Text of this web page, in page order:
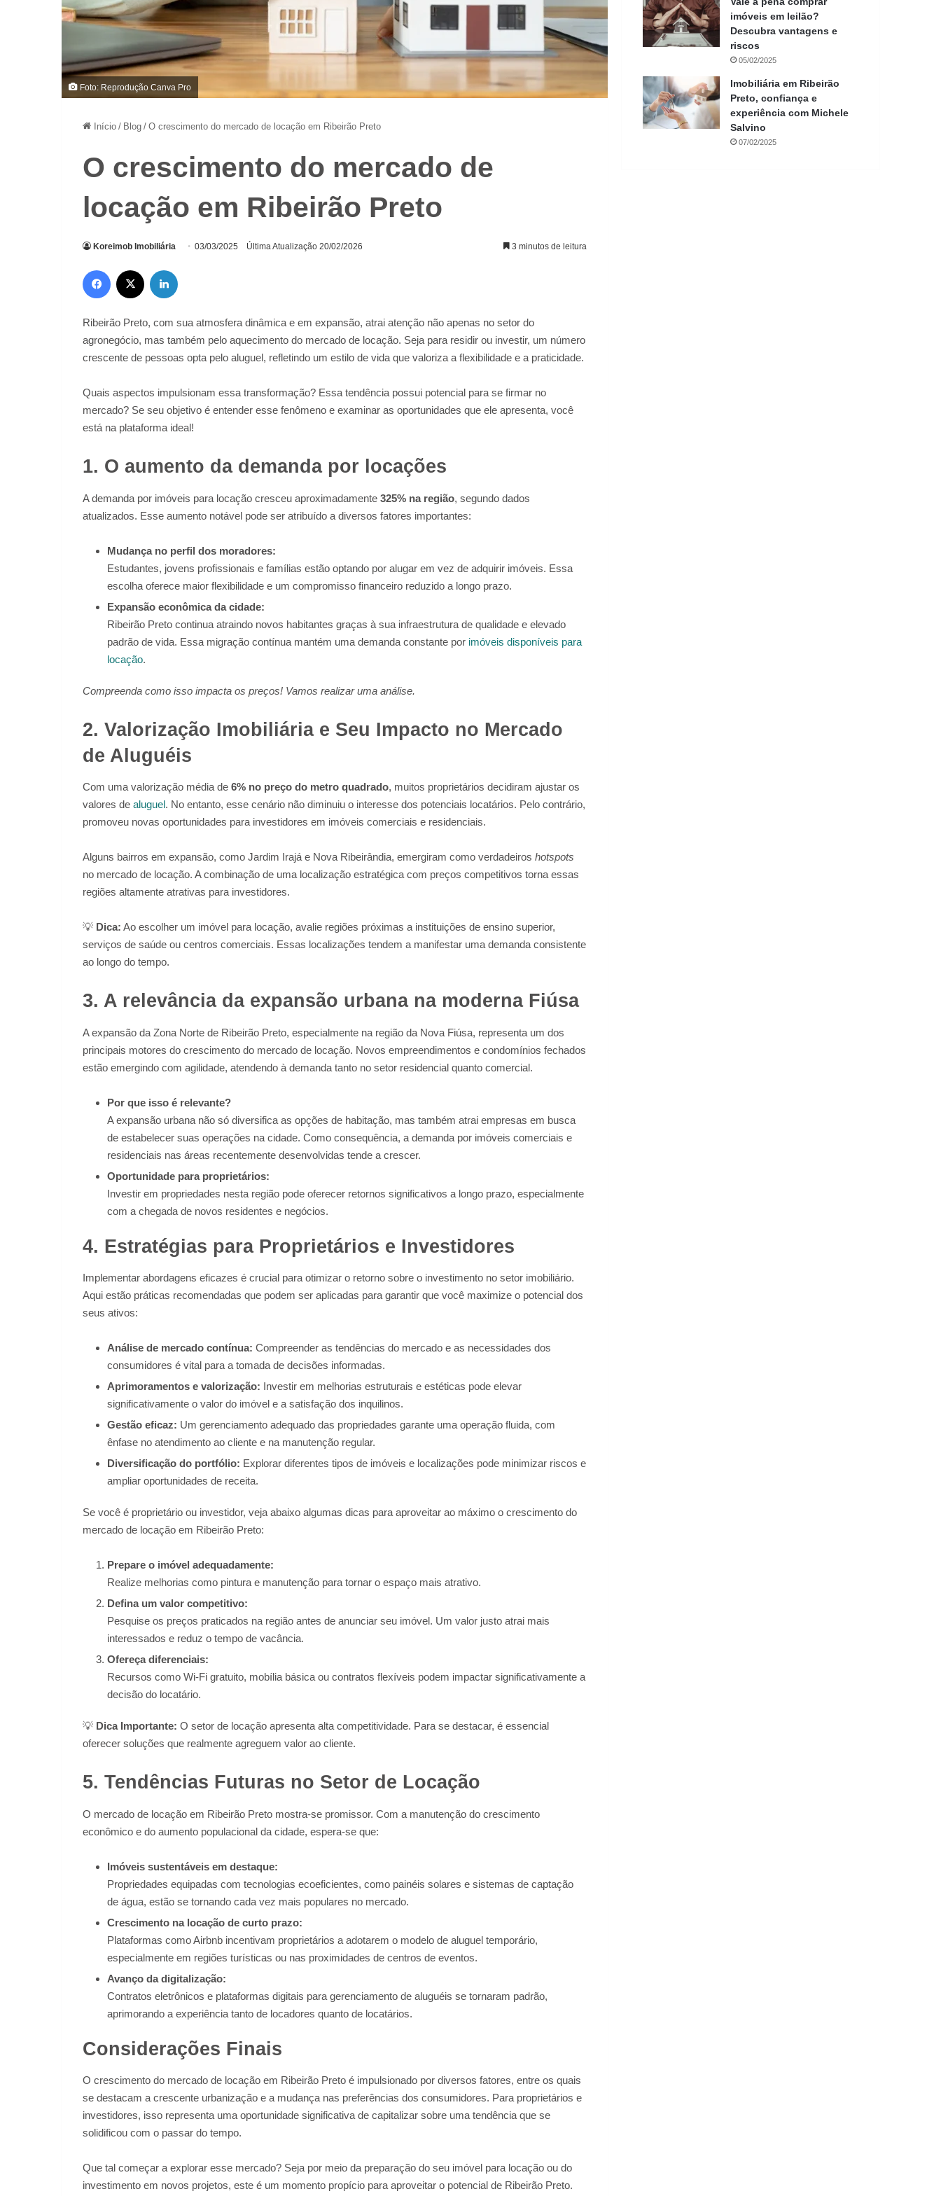
Foto: Reprodução Canva Pro
Início / Blog / O crescimento do mercado de locação em Ribeirão Preto
O crescimento do mercado de
locação em Ribeirão Preto
Koreimob Imobiliária 03/03/2025 Última Atualização 20/02/2026 3 minutos de leitura
Facebook
Ribeirão Preto, com sua atmosfera dinâmica e em expansão, atrai atenção não apenas no setor do
agronegócio, mas também pelo aquecimento do mercado de locação. Seja para residir ou investir, um número
crescente de pessoas opta pelo aluguel, refletindo um estilo de vida que valoriza a flexibilidade e a praticidade.
Quais aspectos impulsionam essa transformação? Essa tendência possui potencial para se firmar no
mercado? Se seu objetivo é entender esse fenômeno e examinar as oportunidades que ele apresenta, você
está na plataforma ideal!
1. O aumento da demanda por locações
A demanda por imóveis para locação cresceu aproximadamente 325% na região, segundo dados
atualizados. Esse aumento notável pode ser atribuído a diversos fatores importantes:
Mudança no perfil dos moradores:
Estudantes, jovens profissionais e famílias estão optando por alugar em vez de adquirir imóveis. Essa
escolha oferece maior flexibilidade e um compromisso financeiro reduzido a longo prazo.
Expansão econômica da cidade:
Ribeirão Preto continua atraindo novos habitantes graças à sua infraestrutura de qualidade e elevado
padrão de vida. Essa migração contínua mantém uma demanda constante por imóveis disponíveis para
locação.
Compreenda como isso impacta os preços! Vamos realizar uma análise.
2. Valorização Imobiliária e Seu Impacto no Mercado
de Aluguéis
Com uma valorização média de 6% no preço do metro quadrado, muitos proprietários decidiram ajustar os
valores de aluguel. No entanto, esse cenário não diminuiu o interesse dos potenciais locatários. Pelo contrário,
promoveu novas oportunidades para investidores em imóveis comerciais e residenciais.
Alguns bairros em expansão, como Jardim Irajá e Nova Ribeirândia, emergiram como verdadeiros hotspots
no mercado de locação. A combinação de uma localização estratégica com preços competitivos torna essas
regiões altamente atrativas para investidores.
💡 Dica: Ao escolher um imóvel para locação, avalie regiões próximas a instituições de ensino superior,
serviços de saúde ou centros comerciais. Essas localizações tendem a manifestar uma demanda consistente
ao longo do tempo.
3. A relevância da expansão urbana na moderna Fiúsa
A expansão da Zona Norte de Ribeirão Preto, especialmente na região da Nova Fiúsa, representa um dos
principais motores do crescimento do mercado de locação. Novos empreendimentos e condomínios fechados
estão emergindo com agilidade, atendendo à demanda tanto no setor residencial quanto comercial.
Por que isso é relevante?
A expansão urbana não só diversifica as opções de habitação, mas também atrai empresas em busca
de estabelecer suas operações na cidade. Como consequência, a demanda por imóveis comerciais e
residenciais nas áreas recentemente desenvolvidas tende a crescer.
Oportunidade para proprietários:
Investir em propriedades nesta região pode oferecer retornos significativos a longo prazo, especialmente
com a chegada de novos residentes e negócios.
4. Estratégias para Proprietários e Investidores
Implementar abordagens eficazes é crucial para otimizar o retorno sobre o investimento no setor imobiliário.
Aqui estão práticas recomendadas que podem ser aplicadas para garantir que você maximize o potencial dos
seus ativos:
Análise de mercado contínua: Compreender as tendências do mercado e as necessidades dos
consumidores é vital para a tomada de decisões informadas.
Aprimoramentos e valorização: Investir em melhorias estruturais e estéticas pode elevar
significativamente o valor do imóvel e a satisfação dos inquilinos.
Gestão eficaz: Um gerenciamento adequado das propriedades garante uma operação fluida, com
ênfase no atendimento ao cliente e na manutenção regular.
Diversificação do portfólio: Explorar diferentes tipos de imóveis e localizações pode minimizar riscos e
ampliar oportunidades de receita.
Se você é proprietário ou investidor, veja abaixo algumas dicas para aproveitar ao máximo o crescimento do
mercado de locação em Ribeirão Preto:
Prepare o imóvel adequadamente:
Realize melhorias como pintura e manutenção para tornar o espaço mais atrativo.
Defina um valor competitivo:
Pesquise os preços praticados na região antes de anunciar seu imóvel. Um valor justo atrai mais
interessados e reduz o tempo de vacância.
Ofereça diferenciais:
Recursos como Wi-Fi gratuito, mobília básica ou contratos flexíveis podem impactar significativamente a
decisão do locatário.
💡 Dica Importante: O setor de locação apresenta alta competitividade. Para se destacar, é essencial
oferecer soluções que realmente agreguem valor ao cliente.
5. Tendências Futuras no Setor de Locação
O mercado de locação em Ribeirão Preto mostra-se promissor. Com a manutenção do crescimento
econômico e do aumento populacional da cidade, espera-se que:
Imóveis sustentáveis em destaque:
Propriedades equipadas com tecnologias ecoeficientes, como painéis solares e sistemas de captação
de água, estão se tornando cada vez mais populares no mercado.
Crescimento na locação de curto prazo:
Plataformas como Airbnb incentivam proprietários a adotarem o modelo de aluguel temporário,
especialmente em regiões turísticas ou nas proximidades de centros de eventos.
Avanço da digitalização:
Contratos eletrônicos e plataformas digitais para gerenciamento de aluguéis se tornaram padrão,
aprimorando a experiência tanto de locadores quanto de locatários.
Considerações Finais
O crescimento do mercado de locação em Ribeirão Preto é impulsionado por diversos fatores, entre os quais
se destacam a crescente urbanização e a mudança nas preferências dos consumidores. Para proprietários e
investidores, isso representa uma oportunidade significativa de capitalizar sobre uma tendência que se
solidificou com o passar do tempo.
Que tal começar a explorar esse mercado? Seja por meio da preparação do seu imóvel para locação ou do
investimento em novos projetos, este é um momento propício para aproveitar o potencial de Ribeirão Preto.
imóveis em leilão?
Descubra vantagens e
riscos
05/02/2025
Imobiliária em Ribeirão
Preto, confiança e
experiência com Michele
Salvino
07/02/2025